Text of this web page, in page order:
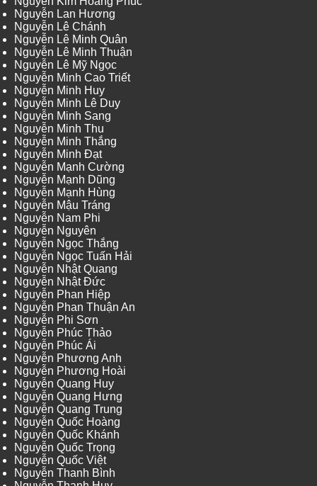
Nguyễn Lan Hương
Nguyễn Lê Chánh
Nguyễn Lê Minh Quân
Nguyễn Lê Minh Thuận
Nguyễn Lê Mỹ Ngọc
Nguyễn Minh Cao Triết
Nguyễn Minh Huy
Nguyễn Minh Lê Duy
Nguyễn Minh Sang
Nguyễn Minh Thu
Nguyễn Minh Thắng
Nguyễn Minh Đạt
Nguyễn Mạnh Cường
Nguyễn Mạnh Dũng
Nguyễn Mạnh Hùng
Nguyễn Mậu Tráng
Nguyễn Nam Phi
Nguyễn Nguyên
Nguyễn Ngọc Thắng
Nguyễn Ngọc Tuấn Hải
Nguyễn Nhật Quang
Nguyễn Nhật Đức
Nguyễn Phan Hiệp
Nguyễn Phan Thuận An
Nguyễn Phi Sơn
Nguyễn Phúc Thảo
Nguyễn Phúc Ái
Nguyễn Phương Anh
Nguyễn Phương Hoài
Nguyễn Quang Huy
Nguyễn Quang Hưng
Nguyễn Quang Trung
Nguyễn Quốc Hoàng
Nguyễn Quốc Khánh
Nguyễn Quốc Trọng
Nguyễn Quốc Việt
Nguyễn Thanh Bình